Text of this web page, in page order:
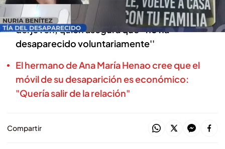
El programa ha conectado en directo con la tía
del joven, quien asegura que ''no ha
desaparecido voluntariamente''
El hermano de Ana María Henao cree que el
móvil de su desaparición es económico:
"Quería salir de la relación"
Compartir